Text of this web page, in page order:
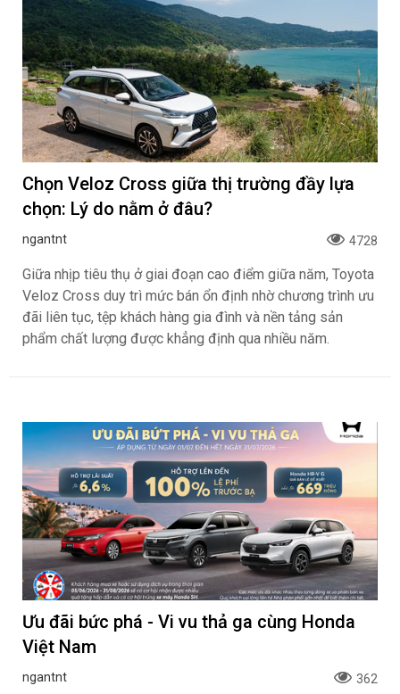
Chọn Veloz Cross giữa thị trường đầy lựa
chọn: Lý do nằm ở đâu?
ngantnt 4728
Giữa nhịp tiêu thụ ở giai đoạn cao điểm giữa năm, Toyota
Veloz Cross duy trì mức bán ổn định nhờ chương trình ưu
đãi liên tục, tệp khách hàng gia đình và nền tảng sản
phẩm chất lượng được khẳng định qua nhiều năm.
Ưu đãi bức phá - Vi vu thả ga cùng Honda
Việt Nam
ngantnt 362